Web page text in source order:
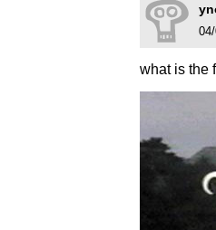
what is the